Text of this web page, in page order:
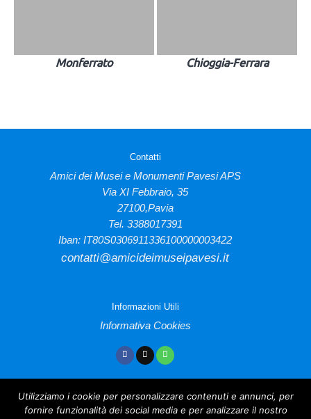
Monferrato Chioggia-Ferrara
Contatti
Amici dei Musei e Monumenti Pavesi APS
Via XI Febbraio, 35
27100,Pavia
Tel. 3388017391
Iban: IT80S0306911336100000003422
contatti@amicideimuseipavesi.it
Informazioni Utili
Informativa Cookies
Utilizziamo i cookie per personalizzare contenuti e annunci, per
fornire funzionalità dei social media e per analizzare il nostro